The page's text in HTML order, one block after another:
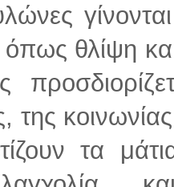
όπως θλίψη
της
τα